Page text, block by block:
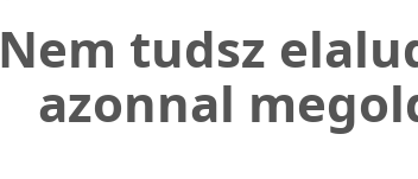
Nem tudsz
azonnal